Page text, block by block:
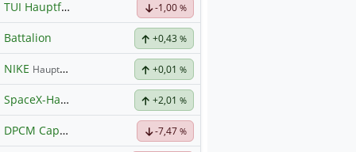
TUI Hauptforum -1,00%
Battalion +0,43 %
NIKE Hauptdiskussion +0,01 %
SpaceX-Haupt-Hauptforum +2,01 %
DPCM Capital Hauptdiskussion-7,47%